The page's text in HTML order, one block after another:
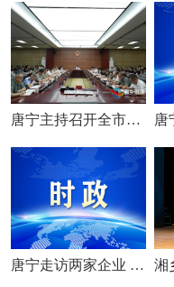
唐宁主持召开全市安全生产工作会议
唐宁走访两家企业 问需问计促发展